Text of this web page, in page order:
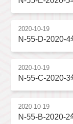
2020-10-19
N-55-D-2020-
2020-10-19
N-55-C-2020-
2020-10-19
N-55-B-2020-2